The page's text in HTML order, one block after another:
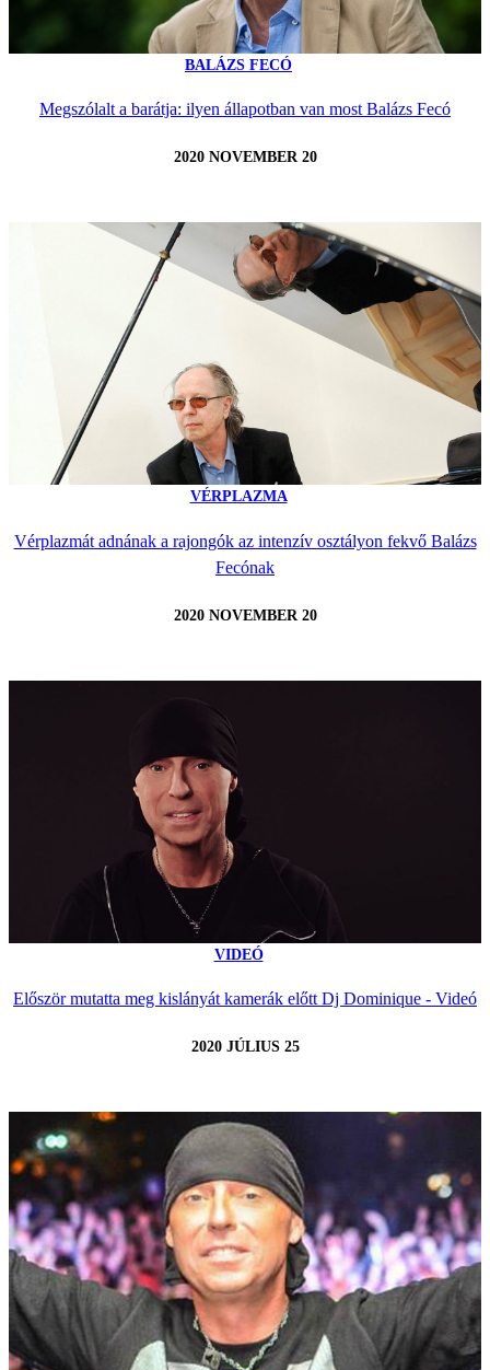
BALÁZS FECÓ
Megszólalt a barátja: ilyen állapotban van most Balázs Fecó
2020 NOVEMBER 20
VÉRPLAZMA
Vérplazmát adnának a rajongók az intenzív osztályon fekvő Balázs
Fecónak
2020 NOVEMBER 20
VIDEÓ
Először mutatta meg kislányát kamerák előtt Dj Dominique - Videó
2020 JÚLIUS 25